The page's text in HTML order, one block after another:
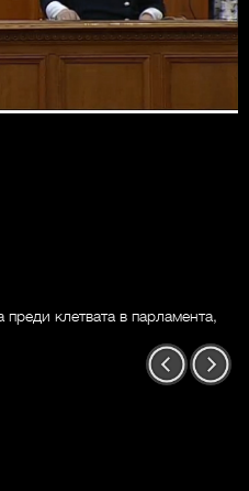
клетвата в парламента,